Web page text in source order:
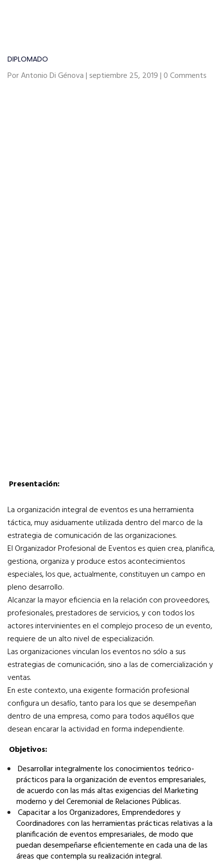
DIPLOMADO
Por Antonio Di Génova | septiembre 25, 2019 | 0 Comments
Presentación:
La organización integral de eventos es una herramienta
táctica, muy asiduamente utilizada dentro del marco de la
estrategia de comunicación de las organizaciones.
El Organizador Profesional de Eventos es quien crea, planifica,
gestiona, organiza y produce estos acontecimientos
especiales, los que, actualmente, constituyen un campo en
pleno desarrollo.
Alcanzar la mayor eficiencia en la relación con proveedores,
profesionales, prestadores de servicios, y con todos los
actores intervinientes en el complejo proceso de un evento,
requiere de un alto nivel de especialización.
Las organizaciones vinculan los eventos no sólo a sus
estrategias de comunicación, sino a las de comercialización y
ventas.
En este contexto, una exigente formación profesional
configura un desafío, tanto para los que se desempeñan
dentro de una empresa, como para todos aquéllos que
desean encarar la actividad en forma independiente.
Objetivos:
­Desarrollar integralmente los conocimientos teórico-
prácticos para la organización de eventos empresariales,
de acuerdo con las más altas exigencias del Marketing
moderno y del Ceremonial de Relaciones Públicas.
­Capacitar a los Organizadores, Emprendedores y
Coordinadores con las herramientas prácticas relativas a la
planificación de eventos empresariales, de modo que
puedan desempeñarse eficientemente en cada una de las
áreas que contempla su realización integral.